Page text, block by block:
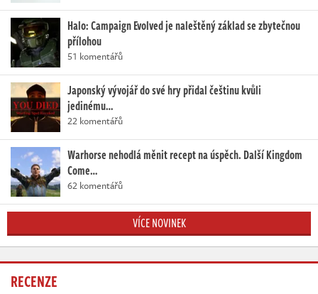
Halo: Campaign Evolved je naleštěný základ se zbytečnou
přílohou
51 komentářů
Japonský vývojář do své hry přidal češtinu kvůli
jedinému…
22 komentářů
Warhorse nehodlá měnit recept na úspěch. Další Kingdom
Come…
62 komentářů
VÍCE NOVINEK
RECENZE